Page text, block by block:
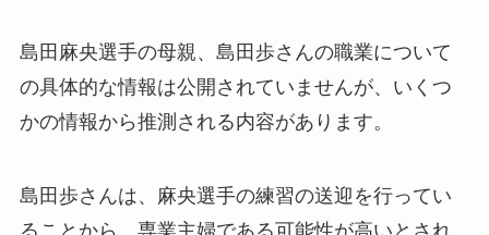
島田麻央選手の母親、島田歩さんの職業について
の具体的な情報は公開されていませんが、いくつ
かの情報から推測される内容があります。
島田歩さんは、麻央選手の練習の送迎を行ってい